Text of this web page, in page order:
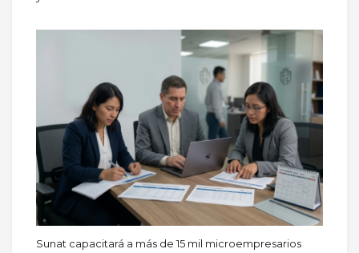
Sunat capacitará a más de 15 mil microempresarios